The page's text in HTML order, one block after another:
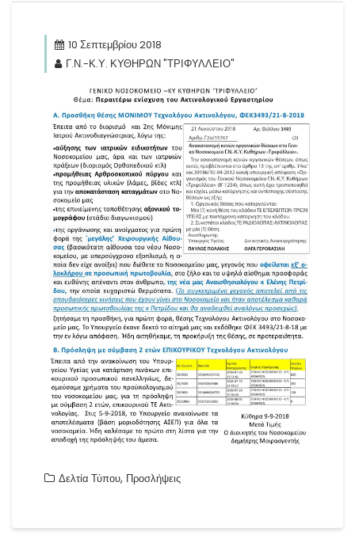
10 Σεπτεμβρίου 2018
Γ.Ν.-Κ.Υ. ΚΥΘΗΡΩΝ "ΤΡΙΦΥΛΛΕΙΟ"
Δελτία Τύπου, Προσλήψεις